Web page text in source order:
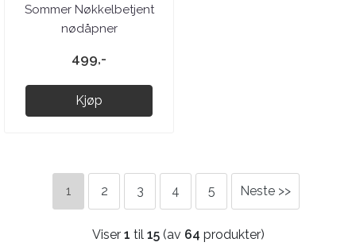
Sommer Nøkkelbetjent
nødåpner
499,-
Kjøp
1 2 3 4 5 Neste >>
Viser 1 til 15(av 64 produkter)